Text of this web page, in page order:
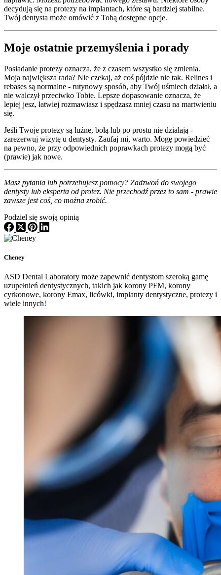
decydują się na protezy na implantach, które są bardziej stabilne.
Twój dentysta może omówić z Tobą dostępne opcje.
Moje ostatnie przemyślenia i porady
Posiadanie protezy oznacza, że z czasem wszystko się zmienia.
Moja największa rada? Nie czekaj, aż coś pójdzie nie tak. Relines i
rebases są normalne - rutynowy sposób, aby Twój uśmiech działał, a
nie walczył przeciwko Tobie. Lepsze dopasowanie oznacza, że
lepiej jesz, łatwiej rozmawiasz i spędzasz mniej czasu na martwieniu
się.
Jeśli Twoje protezy są luźne, bolą lub po prostu nie działają -
zarezerwuj wizytę u dentysty. Zaufaj mi, warto. Mogę powiedzieć
na pewno, że przy odpowiednich poprawkach protezy mogą być
(prawie) jak nowe.
Masz pytania lub potrzebujesz pomocy? Zadzwoń do swojego
dentysty lub eksperta od protez. Nie przechodź przez to sam - prawie
zawsze jest coś, co można zrobić.
Podziel się swoją opinią
Cheney
ASD Dental Laboratory może zapewnić dentystom szeroką gamę
uzupełnień dentystycznych, takich jak korony PFM, korony
cyrkonowe, korony Emax, licówki, implanty dentystyczne, protezy i
wiele innych!